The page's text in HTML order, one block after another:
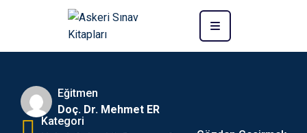
Eğitmen
Doç. Dr. Mehmet ER
Kategori